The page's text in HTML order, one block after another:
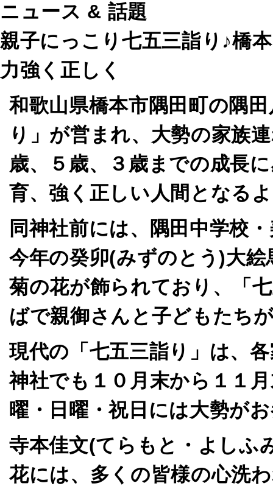
ニュース & 話題
親子にっこり七五三詣り♪橋
力強く正しく
和歌山県橋本市隅田町の隅
り」が営まれ、大勢の家族
歳、５歳、３歳までの成長
育、強く正しい人間となる
同神社前には、隅田中学校
今年の癸卯(みずのとう)大
菊の花が飾られており、「
ばで親御さんと子どもたち
現代の「七五三詣り」は、
神社でも１０月末から１１
曜・日曜・祝日には大勢が
寺本佳文(てらもと・よしふ
花には、多くの皆様の心洗